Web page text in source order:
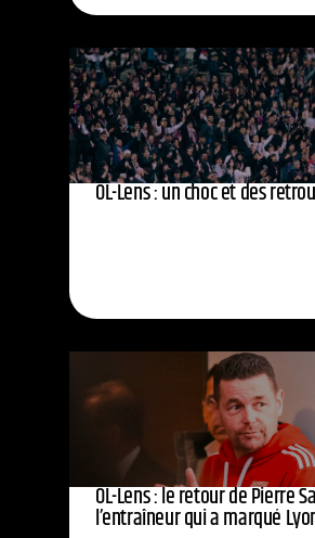
OL-Lens : un choc et des
OL-Lens : le retour de Pierre
l’entraîneur qui a marqué